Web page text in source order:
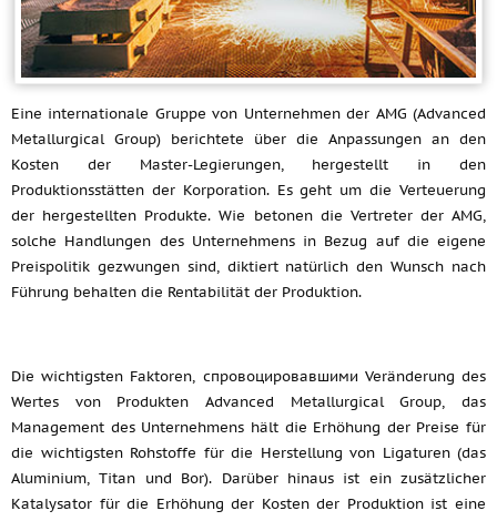
Eine internationale Gruppe von Unternehmen der AMG (Advanced
Metallurgical Group) berichtete über die Anpassungen an den
Kosten der Master-Legierungen, hergestellt in den
Produktionsstätten der Korporation. Es geht um die Verteuerung
der hergestellten Produkte. Wie betonen die Vertreter der AMG,
solche Handlungen des Unternehmens in Bezug auf die eigene
Preispolitik gezwungen sind, diktiert natürlich den Wunsch nach
Führung behalten die Rentabilität der Produktion.
Die wichtigsten Faktoren, спровоцировавшими Veränderung des
Wertes von Produkten Advanced Metallurgical Group, das
Management des Unternehmens hält die Erhöhung der Preise für
die wichtigsten Rohstoffe für die Herstellung von Ligaturen (das
Aluminium, Titan und Bor). Darüber hinaus ist ein zusätzlicher
Katalysator für die Erhöhung der Kosten der Produktion ist eine